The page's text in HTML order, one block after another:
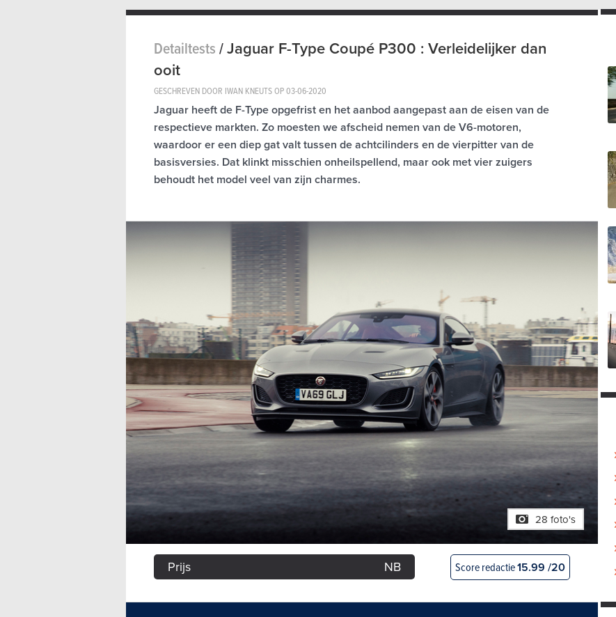
Detailtests/Jaguar F-Type Coupé P300 : Verleidelijker dan
ooit
GESCHREVEN DOOR IWAN KNEUTS OP03-06-2020
Jaguar heeft de F-Type opgefrist en het aanbod aangepast aan de eisen van de
respectieve markten. Zo moesten we afscheid nemen van de V6-motoren,
waardoor er een diep gat valt tussen de achtcilinders en de vierpitter van de
basisversies. Dat klinkt misschien onheilspellend, maar ook met vier zuigers
behoudt het model veel van zijn charmes.
28 foto's
Prijs NB Score redactie15.99 /20